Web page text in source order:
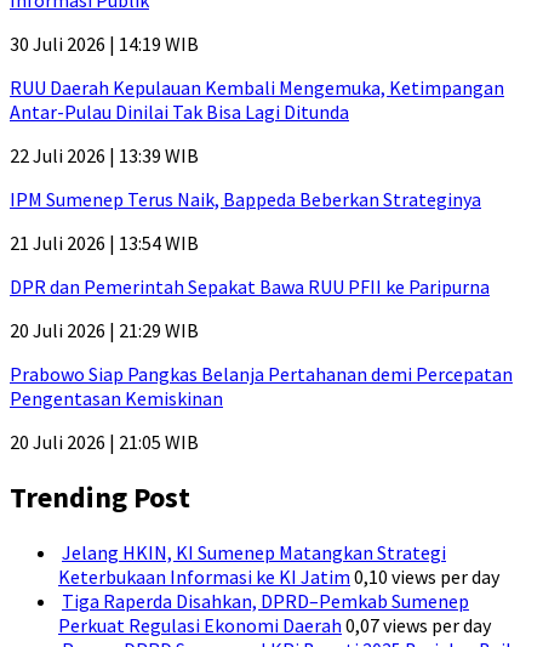
30 Juli 2026 | 14:19 WIB
RUU Daerah Kepulauan Kembali Mengemuka, Ketimpangan
Antar-Pulau Dinilai Tak Bisa Lagi Ditunda
22 Juli 2026 | 13:39 WIB
IPM Sumenep Terus Naik, Bappeda Beberkan Strateginya
21 Juli 2026 | 13:54 WIB
DPR dan Pemerintah Sepakat Bawa RUU PFII ke Paripurna
20 Juli 2026 | 21:29 WIB
Prabowo Siap Pangkas Belanja Pertahanan demi Percepatan
Pengentasan Kemiskinan
20 Juli 2026 | 21:05 WIB
Trending Post
Jelang HKIN, KI Sumenep Matangkan Strategi
Keterbukaan Informasi ke KI Jatim 0,10 views per day
Tiga Raperda Disahkan, DPRD–Pemkab Sumenep
Perkuat Regulasi Ekonomi Daerah 0,07 views per day